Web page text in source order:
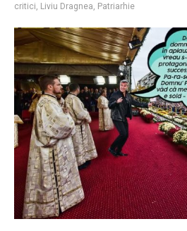
critici, Liviu Dragnea, Patriarhie